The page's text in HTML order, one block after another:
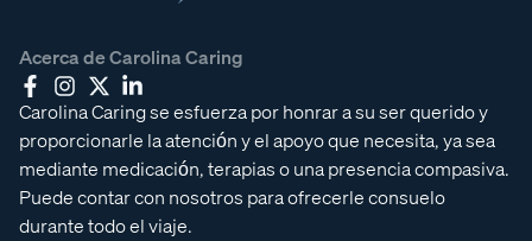
Acerca de Carolina Caring
Carolina Caring se esfuerza por honrar a su ser querido y
proporcionarle la atención y el apoyo que necesita, ya sea
mediante medicación, terapias o una presencia compasiva.
Puede contar con nosotros para ofrecerle consuelo
durante todo el viaje.